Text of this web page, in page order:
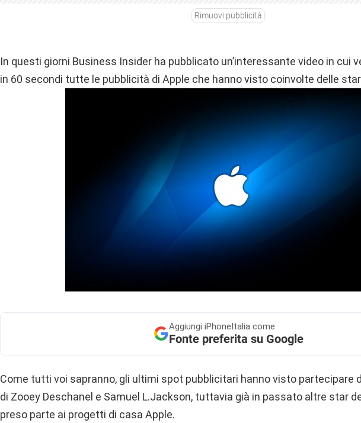
Rimuovi pubblicità
In questi giorni Business Insider ha pubblicato un’interessante video in cui
in 60 secondi tutte le pubblicità di Apple che hanno visto coinvolte delle
Aggiungi iPhoneItalia come
Fonte preferita su Google
Come tutti voi sapranno, gli ultimi spot pubblicitari hanno visto partecipare
di Zooey Deschanel e Samuel L.Jackson, tuttavia già in passato altre star
preso parte ai progetti di casa Apple.